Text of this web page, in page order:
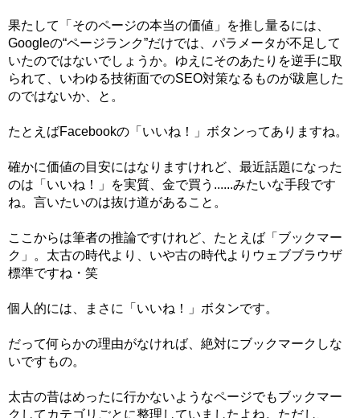
果たして「そのページの本当の価値」を推し量るには、
Googleの“ページランク”だけでは、パラメータが不足して
いたのではないでしょうか。ゆえにそのあたりを逆手に取
られて、いわゆる技術面でのSEO対策なるものが跋扈した
のではないか、と。
たとえばFacebookの「いいね！」ボタンってありますね。
確かに価値の目安にはなりますけれど、最近話題になった
のは「いいね！」を実質、金で買う......みたいな手段です
ね。言いたいのは抜け道があること。
ここからは筆者の推論ですけれど、たとえば「ブックマー
ク」。太古の時代より、いや古の時代よりウェブブラウザ
標準ですね・笑
個人的には、まさに「いいね！」ボタンです。
だって何らかの理由がなければ、絶対にブックマークしな
いですもの。
太古の昔はめったに行かないようなページでもブックマー
クしてカテゴリごとに整理していましたよね。ただし、